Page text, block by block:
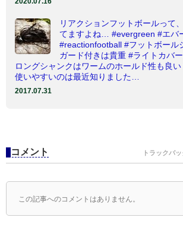
リアクションフットボールって
てますよね… #evergreen #エバ
#reactionfootball #フットボール
ガード付きは貴重 #ライトカバ
ロングシャンクはワームのホールド性も良
使いやすいのは最近知りました…
2017.07.31
コメント トラックバ
この記事へのコメントはありません。